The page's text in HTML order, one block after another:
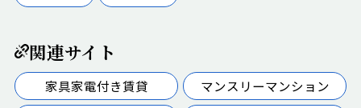
関連サイト
家具家電付き賃貸
マンスリーマンション